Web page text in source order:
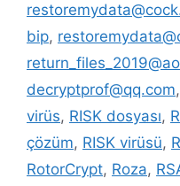
bip,
decryptprof@qq.com,
virüs, RISK dosyası,
çözüm, RISK virüsü,
RotorCrypt, Roza,